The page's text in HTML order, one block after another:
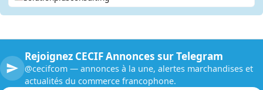
Rejoignez CECIF Annonces sur Telegram
@cecifcom — annonces à la une, alertes marchandises et
actualités du commerce francophone.